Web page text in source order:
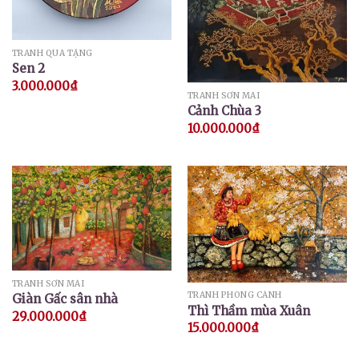
TRANH QUÀ TẶNG
Sen 2
3.000.000₫
TRANH SƠN MÀI
Cảnh Chùa 3
10.000.000₫
TRANH SƠN MÀI
Giàn Gấc sân nhà
29.000.000₫
TRANH PHONG CẢNH
Thì Thầm mùa Xuân
15.000.000₫